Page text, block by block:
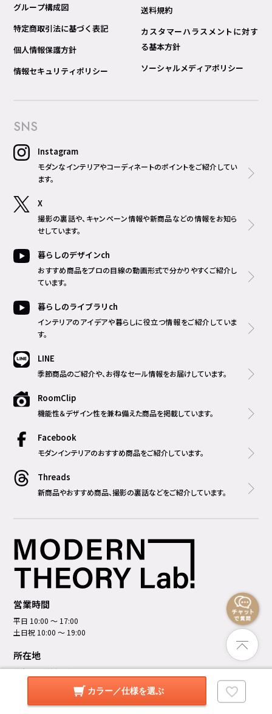
カラー／仕様を選ぶ
グループ構成図
特定商取引法に基づく表記
個人情報保護方針
情報セキュリティポリシー
送料規約
カスタマーハラスメントに対す
る基本方針
ソーシャルメディアポリシー
SNS
Instagram
モダンなインテリアやコーディネートのポイントをご紹介してい
ます。
X
撮影の裏話や、キャンペーン情報や新商品などの情報をお知ら
せしています。
暮らしのデザインch
おすすめ商品をプロの目線の動画形式で分かりやすくご紹介し
ています。
暮らしのライブラリch
インテリアのアイデアや暮らしに役立つ情報をご紹介していま
す。
LINE
季節商品のご紹介や、お得なセール情報をお届けしています。
RoomClip
機能性＆デザイン性を兼ね備えた商品を掲載しています。
Facebook
モダンインテリアのおすすめ商品をご紹介しています。
Threads
新商品やおすすめ商品、撮影の裏話などをご紹介しています。
営業時間
平日 10:00 ～ 17:00
土日祝 10:00 ～ 19:00
所在地
神奈川県横浜市中区元町5丁⽬201番地 オセアン元町ビル MODERN THEORY
Lab. 1F
マップを見る